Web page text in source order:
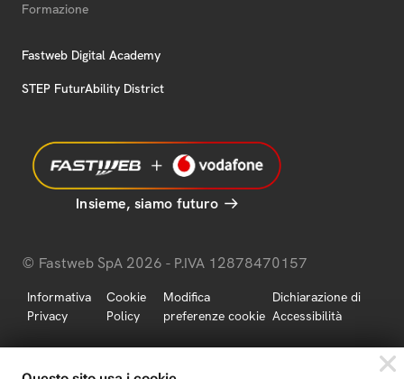
Formazione
Fastweb Digital Academy
STEP FuturAbility District
Insieme, siamo futuro
© Fastweb SpA 2026 - P.IVA 12878470157
Informativa
Privacy
Cookie
Policy
Modifica
preferenze cookie
Dichiarazione di
Accessibilità